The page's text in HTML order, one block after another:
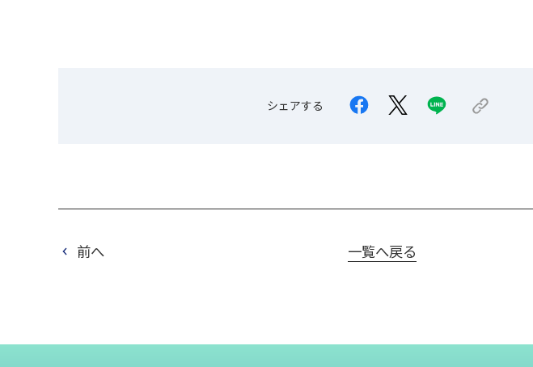
シェアする
前へ 一覧へ戻る